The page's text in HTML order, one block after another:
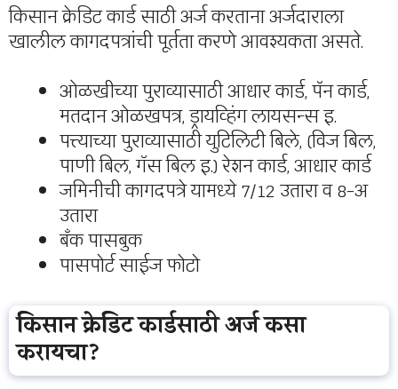
किसान क्रेडिट कार्ड साठी अर्ज करताना अर्जदाराला
खालील कागदपत्रांची पूर्तता करणे आवश्यकता असते.
ओळखीच्या पुराव्यासाठी आधार कार्ड, पॅन कार्ड,
मतदान ओळखपत्र, ड्रायव्हिंग लायसन्स इ.
पत्त्याच्या पुराव्यासाठी युटिलिटी बिले, (विज बिल,
पाणी बिल, गॅस बिल इ.) रेशन कार्ड, आधार कार्ड
जमिनीची कागदपत्रे यामध्ये 7/12 उतारा व 8-अ
उतारा
बँक पासबुक
पासपोर्ट साईज फोटो
किसान क्रेडिट कार्डसाठी अर्ज कसा
करायचा?